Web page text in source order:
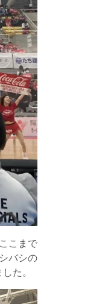
こまで
バシの
た。